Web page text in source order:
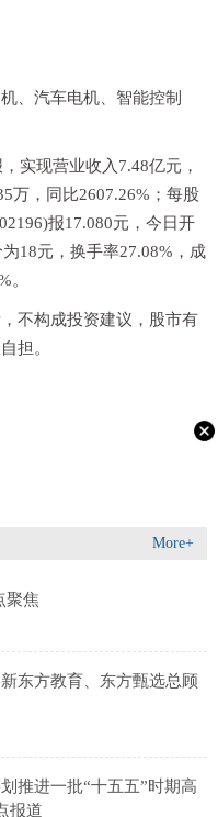
、汽车电机、智能控制
实现营业收入7.48亿元，
万，同比2607.26%；每股
报17.080元，今日开
18元，换手率27.08%，成
。
不构成投资建议，股市有
担。
More+
聚焦
东方教育、东方甄选总顾
推进一批“十五五”时期高
报道